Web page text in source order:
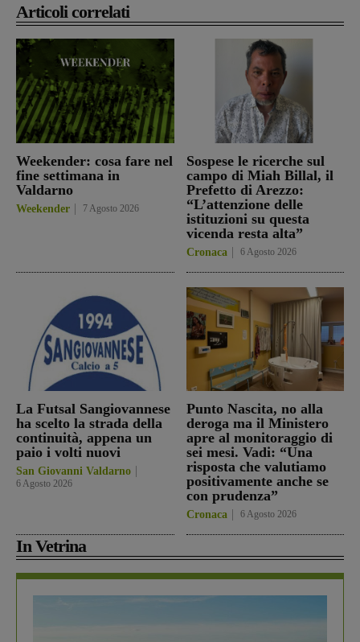
Articoli correlati
Weekender: cosa fare nel
fine settimana in
Valdarno
Weekender 7 Agosto 2026
Sospese le ricerche sul
campo di Miah Billal, il
Prefetto di Arezzo:
“L’attenzione delle
istituzioni su questa
vicenda resta alta”
Cronaca 6 Agosto 2026
La Futsal Sangiovannese
ha scelto la strada della
continuità, appena un
paio i volti nuovi
San Giovanni Valdarno
6 Agosto 2026
Punto Nascita, no alla
deroga ma il Ministero
apre al monitoraggio di
sei mesi. Vadi: “Una
risposta che valutiamo
positivamente anche se
con prudenza”
Cronaca 6 Agosto 2026
In Vetrina